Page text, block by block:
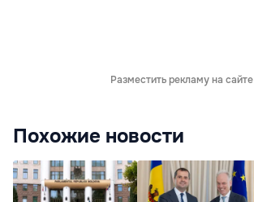
Разместить рекламу на сайте
Похожие новости